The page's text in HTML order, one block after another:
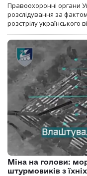
Правоохоронні органи
розслідування за
розстрілу українського
Міна на голови:
штурмовиків з